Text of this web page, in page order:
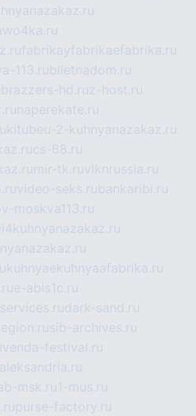
fabrikayfabrikaefabrika.ru
113.rubiletnadom.ru
brazzers-hd.ruz-host.ru
naperekate.ru
kitubeu-2-kuhnyanazakaz.ru
cs-68.ru
mir-tk.ruvlknrussia.ru
video-seks.rubankaribi.ru
moskva113.ru
kuhnyaekuhnyaafabrika.ru
e-abis1c.ru
dark-sand.ru
sib-archives.ru
venda-festival.ru
msk.ru1-mus.ru
purse-factory.ru